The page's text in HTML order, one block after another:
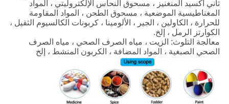
ثاني أكسيد المنغنيز ، مسحوق النحاس الإلكتروليتي ، المواد
المغناطيسية الموضعية ، مسحوق الطحن ، المواد المقاومة
للحرارة ، الكاولين ، الجير ، الألومينا ، كربونات الكالسيوم الثقيل ،
الكوارتز الرمل ، إلخ.
معالجة التلوث: الزيت ، مياه الصرف الصحي ، مياه الصرف
الصحي الصبغية ، المواد المضافة ، الكربون المنشط ، إلخ